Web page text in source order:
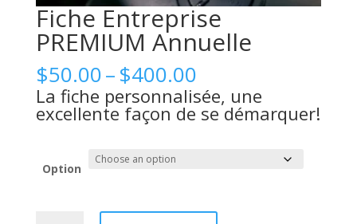
Fiche Entreprise
PREMIUM Annuelle
$50.00–$400.00Price
range:
$50.00
through
La fiche personnalisée, une
excellente façon de se démarquer!
Option